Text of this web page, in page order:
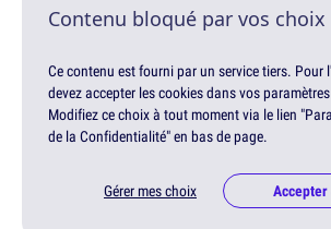
Contenu bloqué par vos choix
Ce contenu est fourni par un service tiers. Pour
devez accepter les cookies dans vos
Modifiez ce choix à tout moment via le lien
de la Confidentialité" en bas de page.
Gérer mes choix